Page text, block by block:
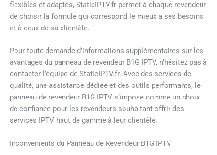
flexibles et adaptés, StaticIPTV.fr permet à chaque revendeur
de choisir la formule qui correspond le mieux à ses besoins
et à ceux de sa clientèle.
Pour toute demande d’informations supplémentaires sur les
avantages du panneau de revendeur B1G IPTV, n’hésitez pas à
contacter l’équipe de StaticIPTV.fr. Avec des services de
qualité, une assistance dédiée et des outils performants, le
panneau de revendeur B1G IPTV s’impose comme un choix
de confiance pour les revendeurs souhaitant offrir des
services IPTV haut de gamme à leur clientèle.
Inconvénients du Panneau de Revendeur B1G IPTV